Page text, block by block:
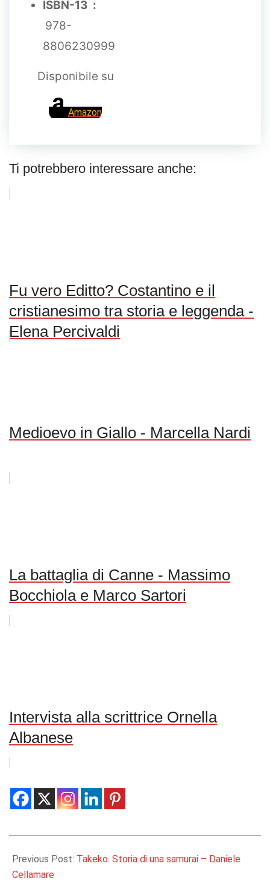
ISBN-13 ‏ :
978-
8806230999
Disponibile su
Amazon
Ti potrebbero interessare anche:
Fu vero Editto? Costantino e il
cristianesimo tra storia e leggenda -
Elena Percivaldi
Medioevo in Giallo - Marcella Nardi
La battaglia di Canne - Massimo
Bocchiola e Marco Sartori
Intervista alla scrittrice Ornella
Albanese
11-
05
Previous Post: Takeko. Storia di una samurai – Daniele
Cellamare